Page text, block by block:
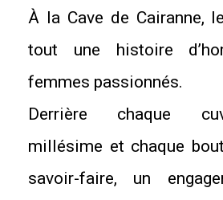
À la Cave de Cairanne,
tout une histoire
femmes passionnés.
Derrière chaque
millésime et chaque
savoir-faire, un